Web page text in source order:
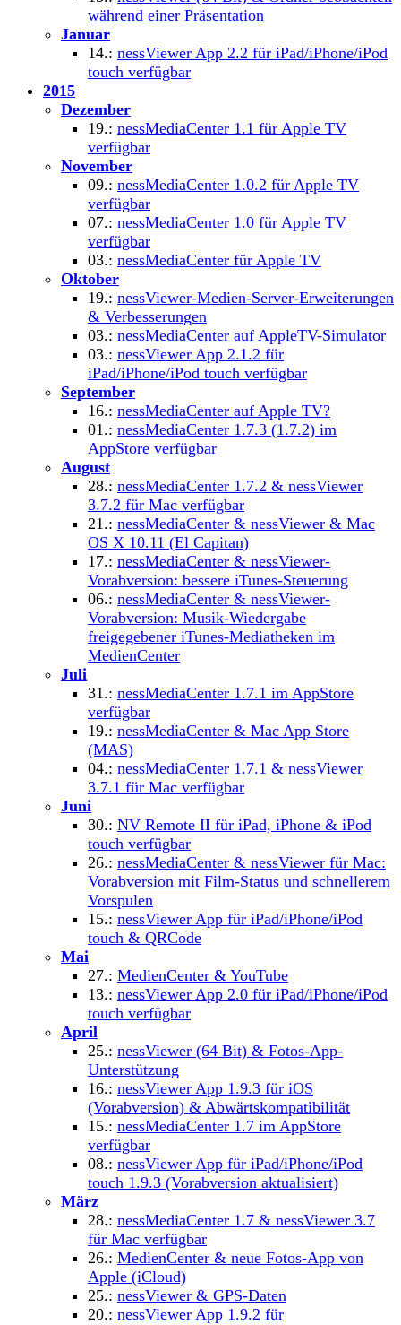
während einer Präsentation
Januar
14.: nessViewer App 2.2 für iPad/iPhone/iPod
touch verfügbar
2015
Dezember
19.: nessMediaCenter 1.1 für Apple TV
verfügbar
November
09.: nessMediaCenter 1.0.2 für Apple TV
verfügbar
07.: nessMediaCenter 1.0 für Apple TV
verfügbar
03.: nessMediaCenter für Apple TV
Oktober
19.: nessViewer-Medien-Server-Erweiterungen
& Verbesserungen
03.: nessMediaCenter auf AppleTV-Simulator
03.: nessViewer App 2.1.2 für
iPad/iPhone/iPod touch verfügbar
September
16.: nessMediaCenter auf Apple TV?
01.: nessMediaCenter 1.7.3 (1.7.2) im
AppStore verfügbar
August
28.: nessMediaCenter 1.7.2 & nessViewer
3.7.2 für Mac verfügbar
21.: nessMediaCenter & nessViewer & Mac
OS X 10.11 (El Capitan)
17.: nessMediaCenter & nessViewer-
Vorabversion: bessere iTunes-Steuerung
06.: nessMediaCenter & nessViewer-
Vorabversion: Musik-Wiedergabe
freigegebener iTunes-Mediatheken im
MedienCenter
Juli
31.: nessMediaCenter 1.7.1 im AppStore
verfügbar
19.: nessMediaCenter & Mac App Store
(MAS)
04.: nessMediaCenter 1.7.1 & nessViewer
3.7.1 für Mac verfügbar
Juni
30.: NV Remote II für iPad, iPhone & iPod
touch verfügbar
26.: nessMediaCenter & nessViewer für Mac:
Vorabversion mit Film-Status und schnellerem
Vorspulen
15.: nessViewer App für iPad/iPhone/iPod
touch & QRCode
Mai
27.: MedienCenter & YouTube
13.: nessViewer App 2.0 für iPad/iPhone/iPod
touch verfügbar
April
25.: nessViewer (64 Bit) & Fotos-App-
Unterstützung
16.: nessViewer App 1.9.3 für iOS
(Vorabversion) & Abwärtskompatibilität
15.: nessMediaCenter 1.7 im AppStore
verfügbar
08.: nessViewer App für iPad/iPhone/iPod
touch 1.9.3 (Vorabversion aktualisiert)
März
28.: nessMediaCenter 1.7 & nessViewer 3.7
für Mac verfügbar
26.: MedienCenter & neue Fotos-App von
Apple (iCloud)
25.: nessViewer & GPS-Daten
20.: nessViewer App 1.9.2 für